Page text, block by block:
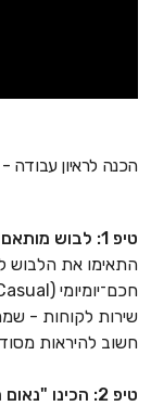
הכנה לראיון עבודה - 12 טיפים לראיון עבודה
טיפ 1: לבוש מותאם ומקצועי
התאימו את הלבוש
שירות לקוחות -
חשוב להיראות
טיפ 2: הכינו "נאום מעלית" קצר